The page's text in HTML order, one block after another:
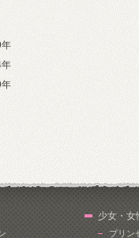
少女・女
プリン